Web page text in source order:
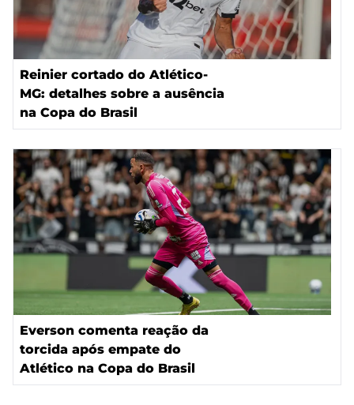
Reinier cortado do Atlético-
MG: detalhes sobre a ausência
na Copa do Brasil
Everson comenta reação da
torcida após empate do
Atlético na Copa do Brasil